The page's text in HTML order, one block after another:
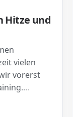
Hitze und
vielen
vorerst